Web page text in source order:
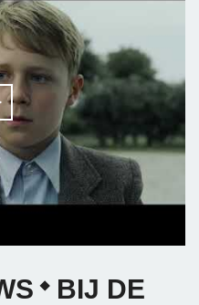
BIJ DE